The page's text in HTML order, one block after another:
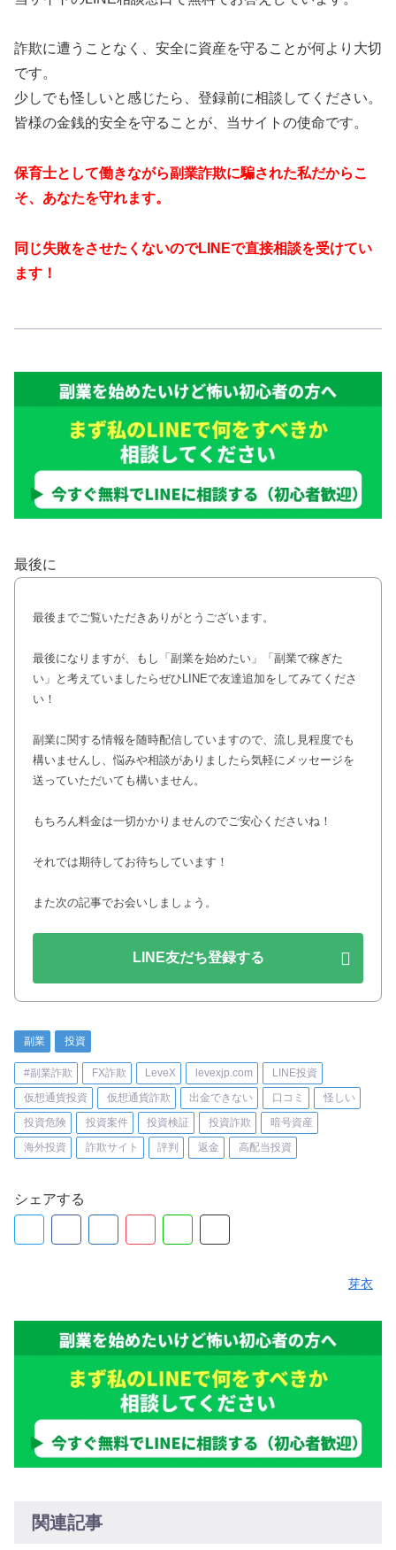
詐欺に遭うことなく、安全に資産を守ることが何より大切
です。
少しでも怪しいと感じたら、登録前に相談してください。
皆様の金銭的安全を守ることが、当サイトの使命です。
保育士として働きながら副業詐欺に騙された私だからこ
そ、あなたを守れます。
同じ失敗をさせたくないのでLINEで直接相談を受けてい
ます！
最後に
最後までご覧いただきありがとうございます。
最後になりますが、もし「副業を始めたい」「副業で稼ぎた
い」と考えていましたらぜひLINEで友達追加をしてみてくださ
い！
副業に関する情報を随時配信していますので、流し見程度でも
構いませんし、悩みや相談がありましたら気軽にメッセージを
送っていただいても構いません。
もちろん料金は一切かかりませんのでご安心くださいね！
それでは期待してお待ちしています！
また次の記事でお会いしましょう。
LINE友だち登録する
副業 投資
#副業詐欺 FX詐欺 LeveX levexjp.com
LINE投資
仮想通貨投資
仮想通貨詐欺 出金できない 口コミ
怪しい
投資危険
投資案件 投資検証 投資詐欺
暗号資産
海外投資
詐欺サイト 評判 返金 高配当投資
シェアする
芽衣
関連記事